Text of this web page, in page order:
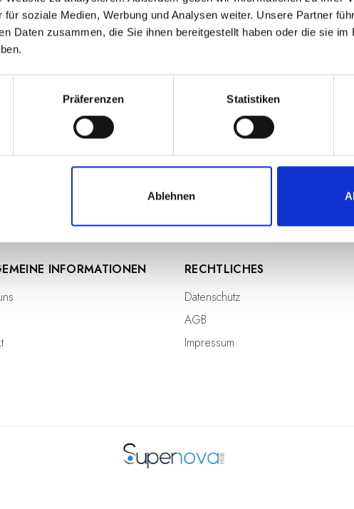
für soziale Medien, Werbung und Analysen weiter. Unsere Partner
Daten zusammen, die Sie ihnen bereitgestellt haben oder die sie im
Präferenzen Statistiken
Ablehnen
können ihre ausgezeichneten organoleptischen Eigenschaften
hinweg bewahrt und ihr authentischer Geschmack intakt
von La Nicchia sind in hochwertigem nativem Olivenöl extra
und ihnen einen unverwechselbaren Geschmack und eine
Ergänzung zu Reissalaten sind die Kapern in
geeignet und bieten ein einzigartiges und unvergessliches
INFORMATIONEN
RECHTLICHES
Datenschutz
AGB
Impressum